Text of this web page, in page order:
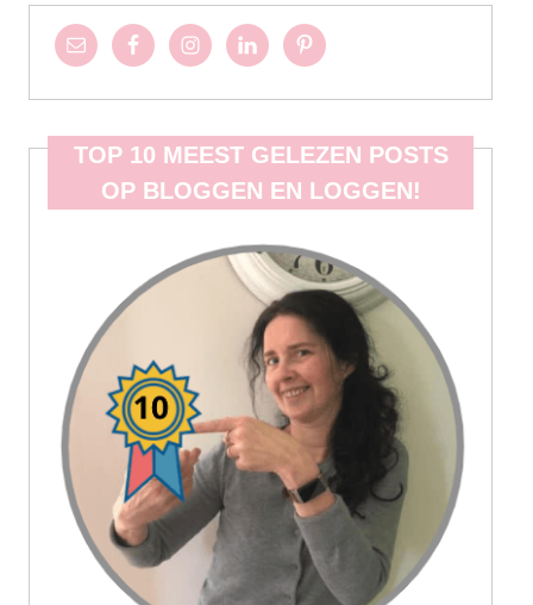
TOP 10 MEEST GELEZEN POSTS
OP BLOGGEN EN LOGGEN!